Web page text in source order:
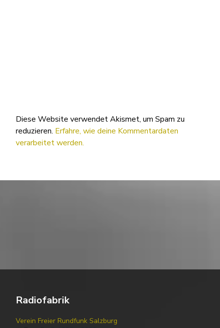
Diese Website verwendet Akismet, um Spam zu
reduzieren. Erfahre, wie deine Kommentardaten
verarbeitet werden.
Radiofabrik
Verein Freier Rundfunk Salzburg